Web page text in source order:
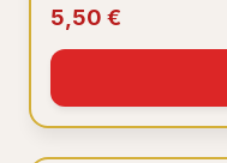
5,50 €